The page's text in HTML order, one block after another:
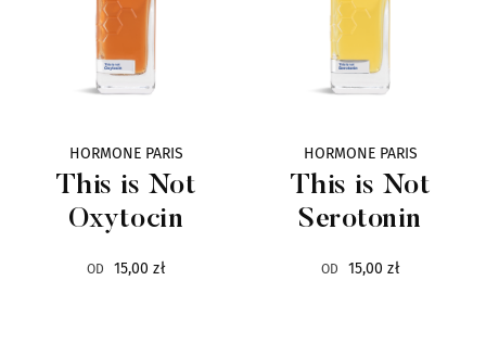
Nobile 1942 2
2
BALMAIN 1
HORMONE PARIS
This is Not
Oxytocin
OD 15,00 zł
HORMONE PARIS
This is Not
Serotonin
OD 15,00 zł